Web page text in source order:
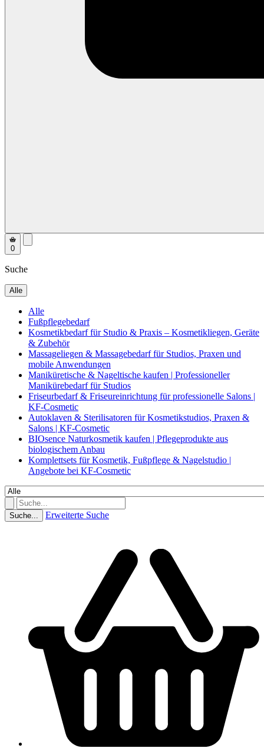
0
Suche
Alle
Alle
Fußpflegebedarf
Kosmetikbedarf für Studio & Praxis – Kosmetikliegen, Geräte
& Zubehör
Massageliegen & Massagebedarf für Studios, Praxen und
mobile Anwendungen
Maniküretische & Nageltische kaufen | Professioneller
Manikürebedarf für Studios
Friseurbedarf & Friseureinrichtung für professionelle Salons |
KF-Cosmetic
Autoklaven & Sterilisatoren für Kosmetikstudios, Praxen &
Salons | KF-Cosmetic
BIOsence Naturkosmetik kaufen | Pflegeprodukte aus
biologischem Anbau
Komplettsets für Kosmetik, Fußpflege & Nagelstudio |
Angebote bei KF-Cosmetic
Suche... Erweiterte Suche